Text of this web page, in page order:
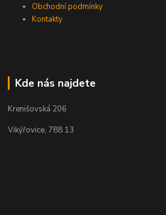
Obchodní podmínky
Kontakty
Kde nás najdete
Krenišovská 206
Vikýřovice, 788 13